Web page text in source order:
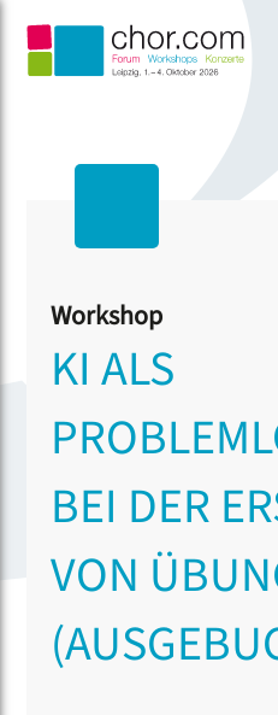
Workshop
KI ALS
BEI DER
VON